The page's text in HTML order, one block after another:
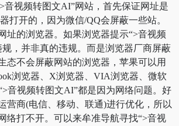
音视频转图文AI”网站，首先保证网址是
打开的，因为微信/QQ会屏蔽一些站。
址的浏览器。如果浏览器提示“>音视频
，并非真的违规。而是浏览器厂商屏蔽
态不会屏蔽网站的浏览器，苹果可以用
浏览器、X浏览器、VIA浏览器、微软
音视频转图文AI”都是因为网络问题。好
营商(电信、移动、联通)进行优化，所以
络打不开。可以来牟准导航寻找“>音视